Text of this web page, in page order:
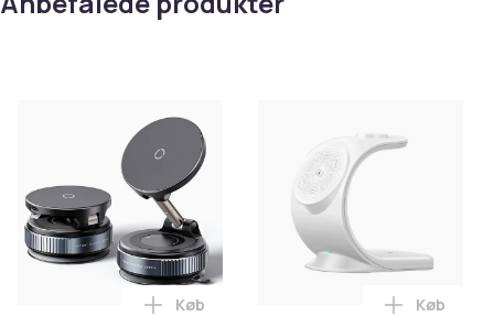
Læg Mobilholder / Magnetisk
Køb Læg
Køb